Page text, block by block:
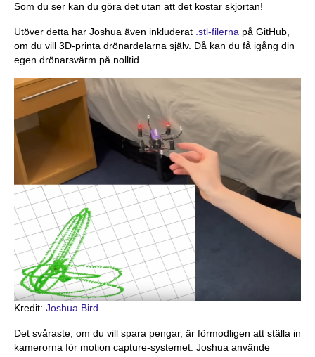
Som du ser kan du göra det utan att det kostar skjortan!
Utöver detta har Joshua även inkluderat .stl-filerna på GitHub,
om du vill 3D-printa drönardelarna själv. Då kan du få igång din
egen drönarsvärm på nolltid.
Kredit: Joshua Bird.
Det svåraste, om du vill spara pengar, är förmodligen att ställa in
kamerorna för motion capture-systemet. Joshua använde